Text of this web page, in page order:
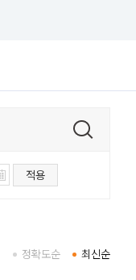
적용
최신순
정확도순